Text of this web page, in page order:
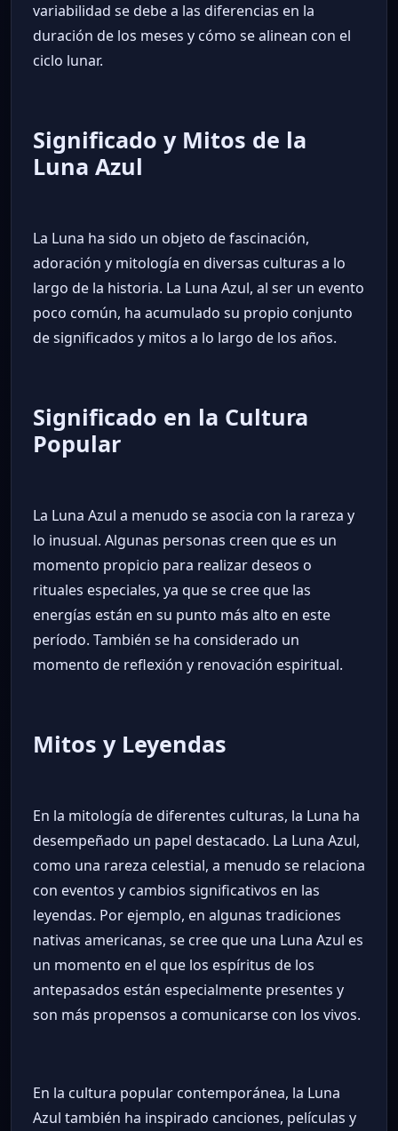
variabilidad se debe a las diferencias en la
duración de los meses y cómo se alinean con el
ciclo lunar.
Significado y Mitos de la
Luna Azul
La Luna ha sido un objeto de fascinación,
adoración y mitología en diversas culturas a lo
largo de la historia. La Luna Azul, al ser un evento
poco común, ha acumulado su propio conjunto
de significados y mitos a lo largo de los años.
Significado en la Cultura
Popular
La Luna Azul a menudo se asocia con la rareza y
lo inusual. Algunas personas creen que es un
momento propicio para realizar deseos o
rituales especiales, ya que se cree que las
energías están en su punto más alto en este
período. También se ha considerado un
momento de reflexión y renovación espiritual.
Mitos y Leyendas
En la mitología de diferentes culturas, la Luna ha
desempeñado un papel destacado. La Luna Azul,
como una rareza celestial, a menudo se relaciona
con eventos y cambios significativos en las
leyendas. Por ejemplo, en algunas tradiciones
nativas americanas, se cree que una Luna Azul es
un momento en el que los espíritus de los
antepasados están especialmente presentes y
son más propensos a comunicarse con los vivos.
En la cultura popular contemporánea, la Luna
Azul también ha inspirado canciones, películas y